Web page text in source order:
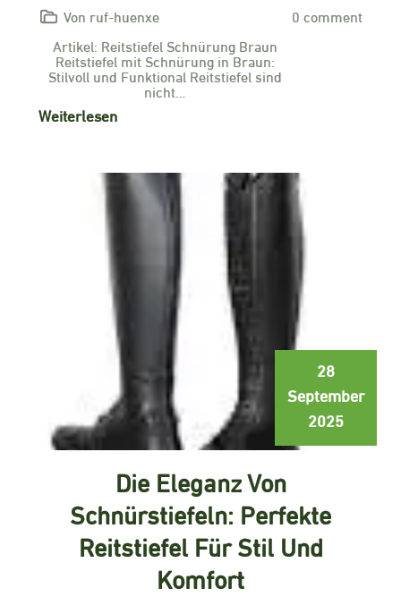
Von ruf-huenxe
0 comment
Artikel: Reitstiefel Schnürung Braun
Reitstiefel mit Schnürung in Braun:
Stilvoll und Funktional Reitstiefel sind
nicht…
Weiterlesen
28
September
2025
Die Eleganz Von
Schnürstiefeln: Perfekte
Reitstiefel Für Stil Und
Komfort